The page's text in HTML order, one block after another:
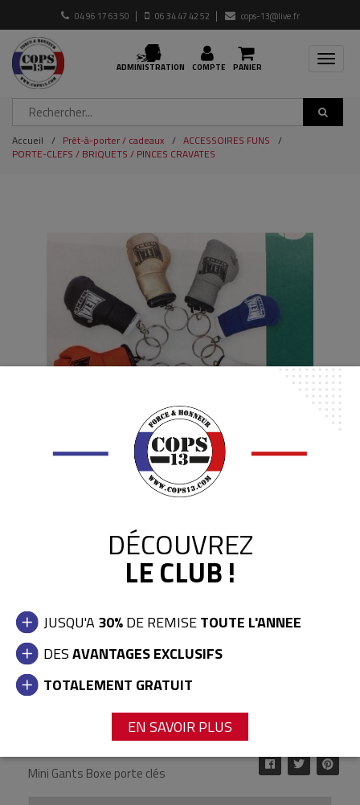
DÉCOUVREZ
LE CLUB !
JUSQU'A30%DE REMISETOUTE L'ANNEE
DESAVANTAGES EXCLUSIFS
TOTALEMENT GRATUIT
EN SAVOIR PLUS
04 96 17 63 50 06 34 47 42 52 cops-13@live.fr
PANIER
COMPTE
ADMINISTRATION
Toggle
Accueil Prêt-à-porter / cadeaux
ACCESSOIRES FUNS
PORTE-CLEFS / BRIQUETS / PINCES CRAVATES
Mini Gants Boxe porte clés
2,50 €
Mini Gants Boxe porte clés